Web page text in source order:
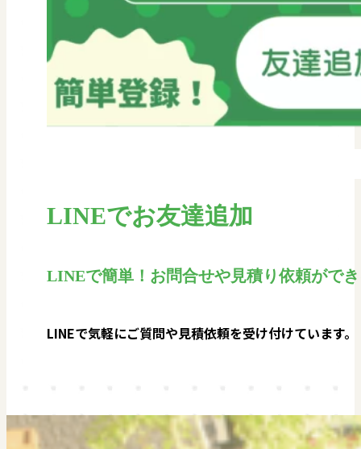
LINEでお友達追加
LINEで簡単！お問合せや見積り依頼がで
LINEで気軽にご質問や見積依頼を受け付けています。